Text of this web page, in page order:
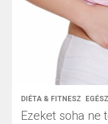
DIÉTA & FITNESZ
Ezeket soha ne